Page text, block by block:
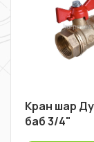
Кран шар
баб 3/4"